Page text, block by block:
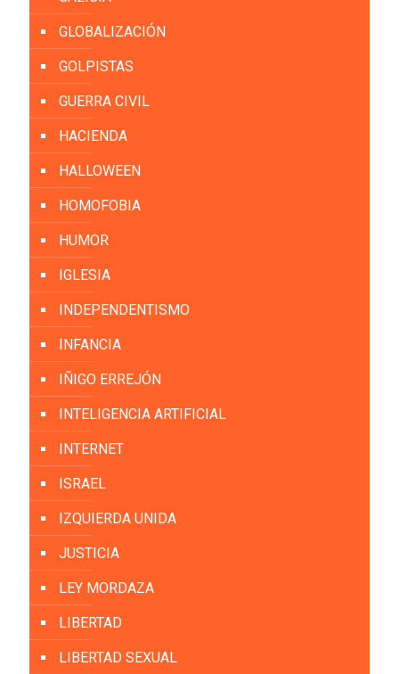
GLOBALIZACIÓN
GOLPISTAS
GUERRA CIVIL
HACIENDA
HALLOWEEN
HOMOFOBIA
HUMOR
IGLESIA
INDEPENDENTISMO
INFANCIA
IÑIGO ERREJÓN
INTELIGENCIA ARTIFICIAL
INTERNET
ISRAEL
IZQUIERDA UNIDA
JUSTICIA
LEY MORDAZA
LIBERTAD
LIBERTAD SEXUAL